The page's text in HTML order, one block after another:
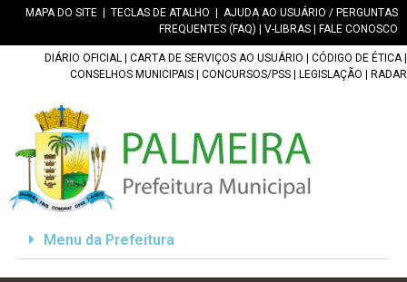
MAPA DO SITE TECLAS DE ATALHO
AJUDA AO USUÁRIO / PERGUNTAS
FREQUENTES (FAQ)
V-LIBRAS FALE CONOSCO
DIÁRIO OFICIAL CARTA DE SERVIÇOS AO USUÁRIO CÓDIGO DE ÉTICA|
CONSELHOS MUNICIPAIS
CONCURSOS/PSS LEGISLAÇÃO RADAR
Menu da Prefeitura